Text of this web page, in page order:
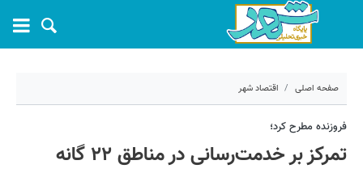
صفحه اصلی اقتصاد شهر
۲۲ فروردین ۱۴۰۴ - ۱۲:۰۷
کد مطلب:66982
فروزنده مطرح کرد؛
تمرکز بر خدمت‌رسانی در مناطق ۲۲ گانه